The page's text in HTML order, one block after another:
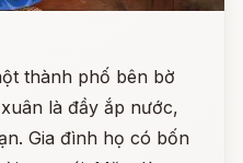
thành phố bên bờ
là đầy ắp nước,
Gia đình họ có bốn